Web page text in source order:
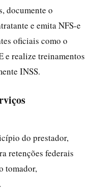
documente o
e emita NFS-e
oficiais como o
e realize treinamentos
INSS.
do prestador,
retenções federais
tomador,